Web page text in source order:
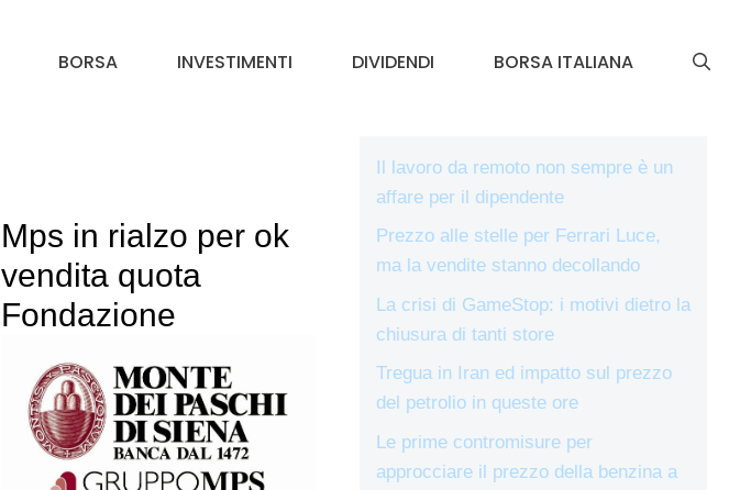
BORSA INVESTIMENTI DIVIDENDI BORSA ITALIANA
Mps in rialzo per ok
vendita quota
Fondazione
Il lavoro da remoto non sempre è un
affare per il dipendente
Prezzo alle stelle per Ferrari Luce,
ma la vendite stanno decollando
La crisi di GameStop: i motivi dietro la
chiusura di tanti store
Tregua in Iran ed impatto sul prezzo
del petrolio in queste ore
Le prime contromisure per
approcciare il prezzo della benzina a